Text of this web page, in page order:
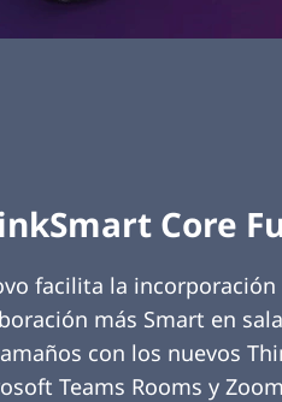
Core
facilita la
más Smart en
con los nuevos
Teams Rooms y